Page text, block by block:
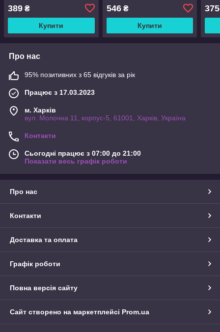
389 ₴
Купити
546₴
Купити
375
Про нас
95% позитивних з 65 відгуків за рік
Працює з 17.03.2023
м. Харків
вул. Молочна 11, корпус-5, 61001, Харків, Україна
Контакти
Сьогодні працює з 07:00 до 21:00
Показати весь графік роботи
Про нас
Контакти
Доставка та оплата
Графік роботи
Повна версія сайту
Сайт створено на маркетплейсі Prom.ua